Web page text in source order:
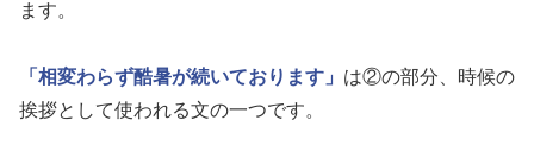
ます。
「相変わらず酷暑が続いております」 は②の部分、時候の
挨拶として使われる文の一つです。